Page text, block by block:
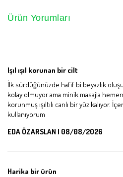
Ürün Yorumları
Işıl ışıl korunan bir cilt
İlk sürdüğünüzde hafif bi beyazlık
kolay olmuyor ama minik masajla
korunmuş ışıltılı canlı bir yüz kalıyor.
kullanıyorum
EDA ÖZARSLAN | 08/08/2026
Harika bir ürün